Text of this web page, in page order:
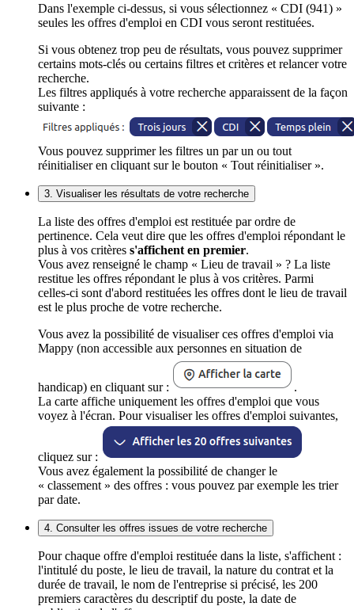
Dans l'exemple ci-dessus, si vous sélectionnez « CDI (941) »
seules les offres d'emploi en CDI vous seront restituées.
Si vous obtenez trop peu de résultats, vous pouvez supprimer
certains mots-clés ou certains filtres et critères et relancer votre
recherche.
Les filtres appliqués à votre recherche apparaissent de la façon
suivante :
Vous pouvez supprimer les filtres un par un ou tout
réinitialiser en cliquant sur le bouton « Tout réinitialiser ».
3. Visualiser les résultats de votre recherche
La liste des offres d'emploi est restituée par ordre de
pertinence. Cela veut dire que les offres d'emploi répondant le
plus à vos critères s'affichent en premier.
Vous avez renseigné le champ « Lieu de travail » ? La liste
restitue les offres répondant le plus à vos critères. Parmi
celles-ci sont d'abord restituées les offres dont le lieu de travail
est le plus proche de votre recherche.
Vous avez la possibilité de visualiser ces offres d'emploi via
Mappy (non accessible aux personnes en situation de
handicap) en cliquant sur :
.
La carte affiche uniquement les offres d'emploi que vous
voyez à l'écran. Pour visualiser les offres d'emploi suivantes,
cliquez sur :
Vous avez également la possibilité de changer le
« classement » des offres : vous pouvez par exemple les trier
par date.
4. Consulter les offres issues de votre recherche
Pour chaque offre d'emploi restituée dans la liste, s'affichent :
l'intitulé du poste, le lieu de travail, la nature du contrat et la
durée de travail, le nom de l'entreprise si précisé, les 200
premiers caractères du descriptif du poste, la date de